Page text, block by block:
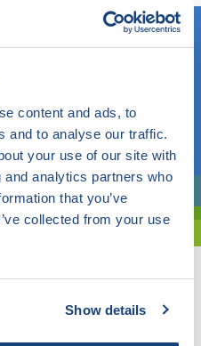
content and ads, to
and to analyse our traffic.
your use of our site with
analytics partners who
that you’ve
collected from your use
Show details
dit veld.
onze filter.